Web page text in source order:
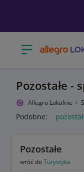
Otwórz menu z
Pozostałe -
Allegro Lokalnie
Podobne:
Pozostałe
wróć doTurystyka